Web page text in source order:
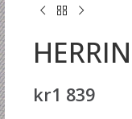
kr1 839